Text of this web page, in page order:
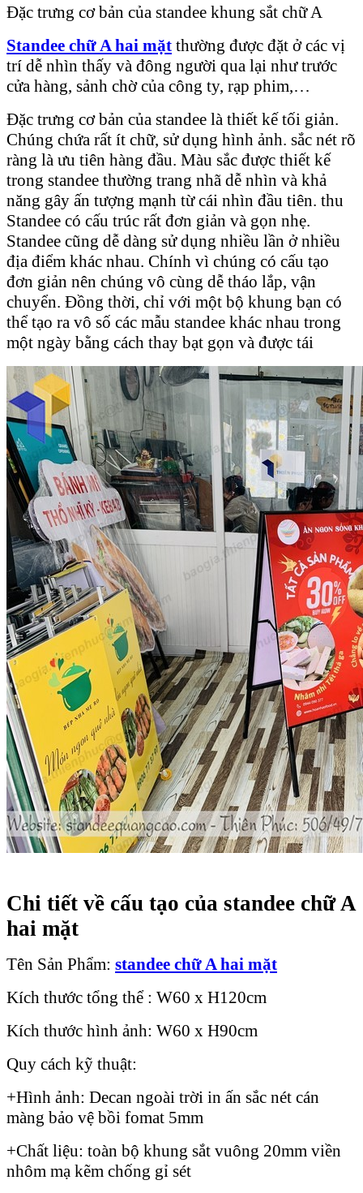
Đặc trưng cơ bản của standee khung sắt chữ A
Standee chữ A hai mặt thường được đặt ở các vị
trí dễ nhìn thấy và đông người qua lại như trước
cửa hàng, sảnh chờ của công ty, rạp phim,…
Đặc trưng cơ bản của standee là thiết kế tối giản.
Chúng chứa rất ít chữ, sử dụng hình ảnh. sắc nét rõ
ràng là ưu tiên hàng đầu. Màu sắc được thiết kế
trong standee thường trang nhã dễ nhìn và khả
năng gây ấn tượng mạnh từ cái nhìn đầu tiên. thu
Standee có cấu trúc rất đơn giản và gọn nhẹ.
Standee cũng dễ dàng sử dụng nhiều lần ở nhiều
địa điểm khác nhau. Chính vì chúng có cấu tạo
đơn giản nên chúng vô cùng dễ tháo lắp, vận
chuyển. Đồng thời, chỉ với một bộ khung bạn có
thể tạo ra vô số các mẫu standee khác nhau trong
một ngày bằng cách thay bạt gọn và được tái
Chi tiết về cấu tạo của standee chữ A
hai mặt
Tên Sản Phẩm: standee chữ A hai mặt
Kích thước tổng thể : W60 x H120cm
Kích thước hình ảnh: W60 x H90cm
Quy cách kỹ thuật:
+Hình ảnh: Decan ngoài trời in ấn sắc nét cán
màng bảo vệ bồi fomat 5mm
+Chất liệu: toàn bộ khung sắt vuông 20mm viền
nhôm mạ kẽm chống gỉ sét